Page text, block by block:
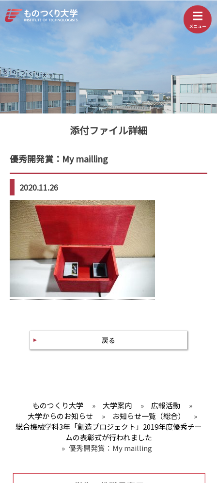
添付ファイル詳細
優秀開発賞：My mailling
2020.11.26
戻る
ものつくり大学 » 大学案内 » 広報活動
»
大学からのお知らせ
» お知らせ一覧（総合）
»
総合機械学科3年「創造プロジェクト」2019年度優秀チー
ムの表彰式が行われました
» 優秀開発賞：My mailling